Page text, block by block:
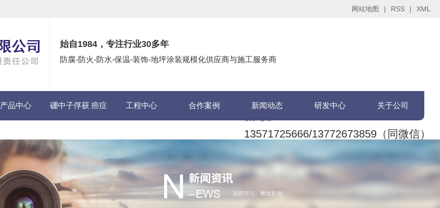
网站地图 | RSS | XML
始自1984，专注行业30多年
防腐-防火-防水-保温-装饰-地坪涂装规模化供应商与施工服务商
13571725666/13772673859（同微信）
产品中心 硼中子俘获 癌症 工程中心 合作案例 新闻动态 研发中心 关于公司